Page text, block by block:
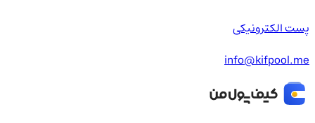
پست الکترونیکی
info@kifpool.me